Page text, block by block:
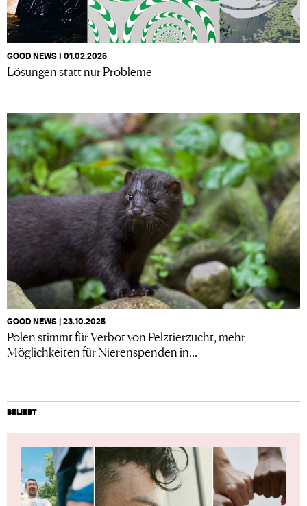
GOOD NEWS I 01.02.2025
Lösungen statt nur Probleme
GOOD NEWS | 23.10.2025
Polen stimmt für Verbot von Pelztierzucht, mehr
Möglichkeiten für Nierenspenden in...
BELIEBT